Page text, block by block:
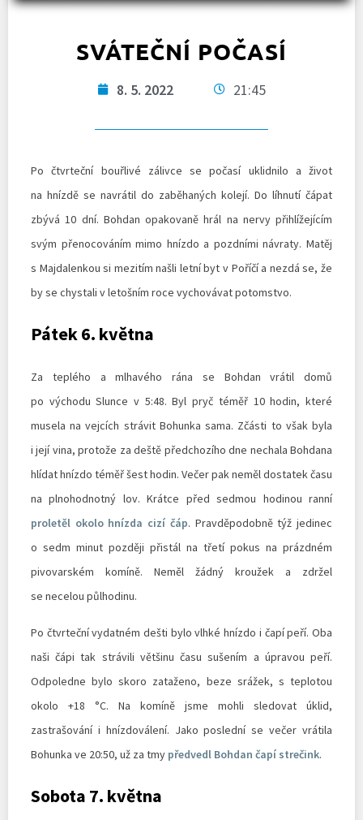
SVÁTEČNÍ POČASÍ
8. 5. 2022 21:45
Po čtvrteční bouřlivé zálivce se počasí uklidnilo a život
na hnízdě se navrátil do zaběhaných kolejí. Do líhnutí čápat
zbývá 10 dní. Bohdan opakovaně hrál na nervy přihlížejícím
svým přenocováním mimo hnízdo a pozdními návraty. Matěj
s Majdalenkou si mezitím našli letní byt v Poříčí a nezdá se, že
by se chystali v letošním roce vychovávat potomstvo.
Pátek 6. května
Za teplého a mlhavého rána se Bohdan vrátil domů
po východu Slunce v 5:48. Byl pryč téměř 10 hodin, které
musela na vejcích strávit Bohunka sama. Zčásti to však byla
i její vina, protože za deště předchozího dne nechala Bohdana
hlídat hnízdo téměř šest hodin. Večer pak neměl dostatek času
na plnohodnotný lov. Krátce před sedmou hodinou ranní
proletěl okolo hnízda cizí čáp. Pravděpodobně týž jedinec
o sedm minut později přistál na třetí pokus na prázdném
pivovarském komíně. Neměl žádný kroužek a zdržel
se necelou půlhodinu.
Po čtvrteční vydatném dešti bylo vlhké hnízdo i čapí peří. Oba
naši čápi tak strávili většinu času sušením a úpravou peří.
Odpoledne bylo skoro zataženo, beze srážek, s teplotou
okolo +18 °C. Na komíně jsme mohli sledovat úklid,
zastrašování i hnízdoválení. Jako poslední se večer vrátila
Bohunka ve 20:50, už za tmy předvedl Bohdan čapí strečink.
Sobota 7. května